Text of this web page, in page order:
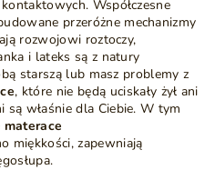
Współczesne
przeróżne mechanizmy
rozwojowi roztoczy,
i lateks są z natury
starszą lub masz problemy z
, które nie będą uciskały żył ani
są właśnie dla Ciebie. W tym
materace
miękkości, zapewniają